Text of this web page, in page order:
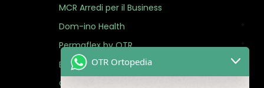
MCR Arredi per il Business
Dom-ino Health
Permaflex by OTR
Blog
Contattaci
OTR Ortopedia